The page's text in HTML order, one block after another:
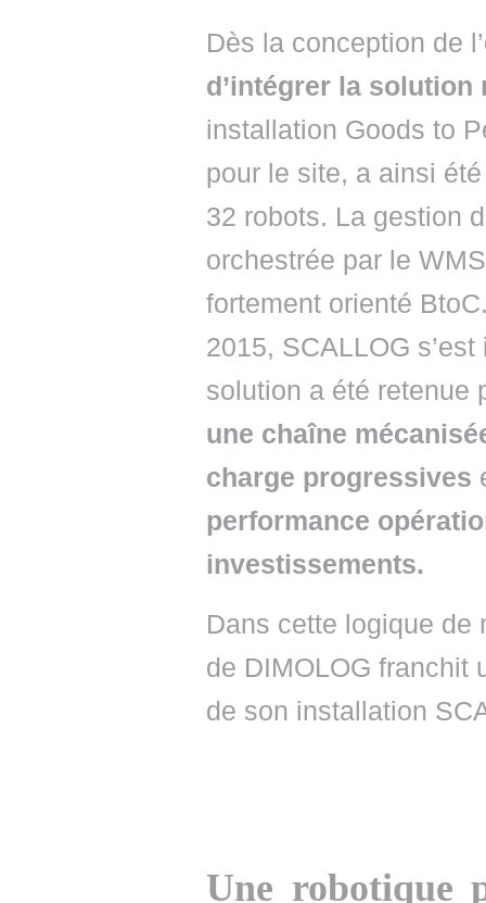
Dès la conception de
d’intégrer la solution
installation Goods to
pour le site, a ainsi
32 robots. La gestion
orchestrée par le
fortement orienté
2015, SCALLOG
solution a été retenue
une chaîne
charge progressives
performance
investissements.
Dans cette logique de
de DIMOLOG franchit
de son installation
Une robotique